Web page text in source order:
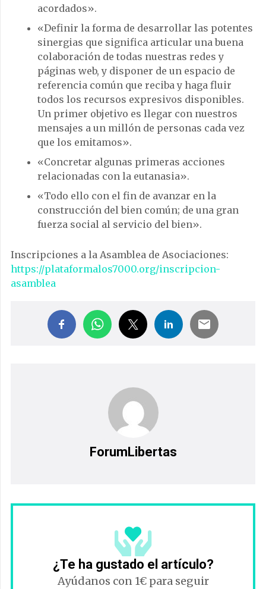
acordados».
«Definir la forma de desarrollar las potentes
sinergias que significa articular una buena
colaboración de todas nuestras redes y
páginas web, y disponer de un espacio de
referencia común que reciba y haga fluir
todos los recursos expresivos disponibles.
Un primer objetivo es llegar con nuestros
mensajes a un millón de personas cada vez
que los emitamos».
«Concretar algunas primeras acciones
relacionadas con la eutanasia».
«Todo ello con el fin de avanzar en la
construcción del bien común; de una gran
fuerza social al servicio del bien».
Inscripciones a la Asamblea de Asociaciones:
https://plataformalos7000.org/inscripcion-
asamblea
ForumLibertas
¿Te ha gustado el artículo?
Ayúdanos con 1€ para seguir